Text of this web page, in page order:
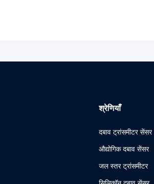
श्रेणियाँ
दबाव ट्रांसमीटर सेंसर
औद्योगिक दबाव सेंसर
जल स्तर ट्रांसमीटर